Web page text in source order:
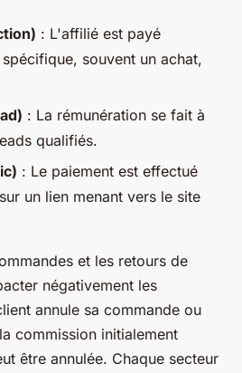
: L'affilié est payé
souvent un achat,
: La rémunération se fait à
qualifiés.
: Le paiement est effectué
un lien menant vers le site
et les retours de
négativement les
annule sa commande ou
commission initialement
être annulée. Chaque secteur